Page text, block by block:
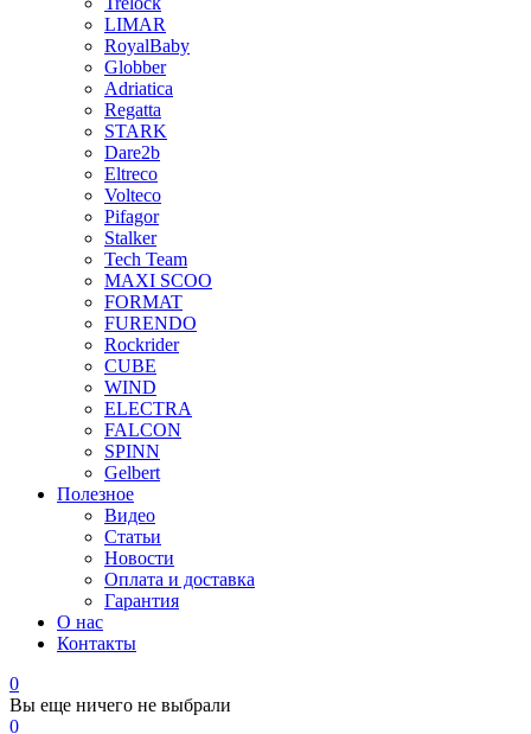
LIMAR
RoyalBaby
Globber
Adriatica
Regatta
STARK
Dare2b
Eltreco
Volteco
Pifagor
Stalker
Tech Team
MAXI SCOO
FORMAT
FURENDO
Rockrider
CUBE
WIND
ELECTRA
FALCON
SPINN
Gelbert
Полезное
Видео
Статьи
Новости
Оплата и доставка
Гарантия
О нас
Контакты
0
Вы еще ничего не выбрали
0